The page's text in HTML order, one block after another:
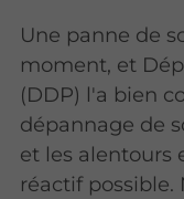
Une panne de
moment, et
(DDP) l'a bien
dépannage de
et les alentours
réactif possible.